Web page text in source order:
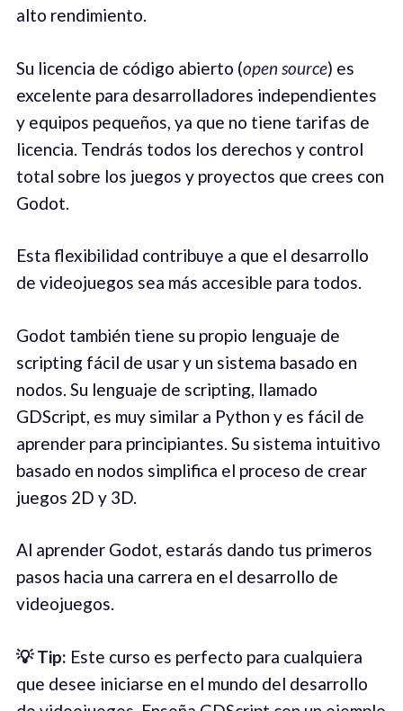
alto rendimiento.
Su licencia de código abierto (open source) es
excelente para desarrolladores independientes
y equipos pequeños, ya que no tiene tarifas de
licencia. Tendrás todos los derechos y control
total sobre los juegos y proyectos que crees con
Godot.
Esta flexibilidad contribuye a que el desarrollo
de videojuegos sea más accesible para todos.
Godot también tiene su propio lenguaje de
scripting fácil de usar y un sistema basado en
nodos. Su lenguaje de scripting, llamado
GDScript, es muy similar a Python y es fácil de
aprender para principiantes. Su sistema intuitivo
basado en nodos simplifica el proceso de crear
juegos 2D y 3D.
Al aprender Godot, estarás dando tus primeros
pasos hacia una carrera en el desarrollo de
videojuegos.
💡 Tip: Este curso es perfecto para cualquiera
que desee iniciarse en el mundo del desarrollo